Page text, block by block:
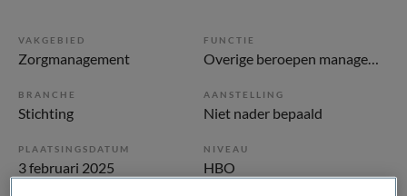
VAKGEBIED
Zorgmanagement
FUNCTIE
Overige beroepen management
BRANCHE
Stichting
AANSTELLING
Niet nader bepaald
PLAATSINGSDATUM
3 februari 2025
NIVEAU
HBO